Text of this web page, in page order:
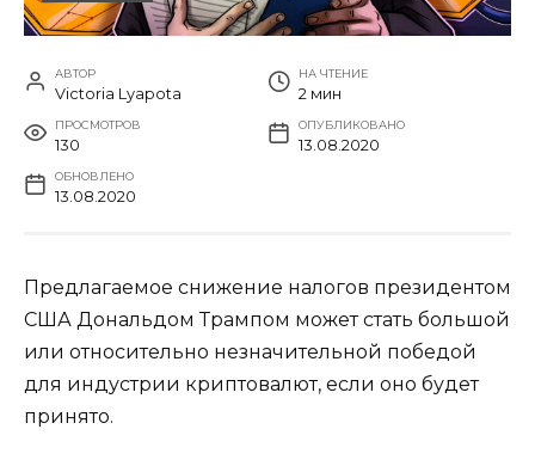
АВТОР
Victoria Lyapota
НА ЧТЕНИЕ
2 мин
ПРОСМОТРОВ
130
ОПУБЛИКОВАНО
13.08.2020
ОБНОВЛЕНО
13.08.2020
Предлагаемое снижение налогов президентом
США Дональдом Трампом может стать большой
или относительно незначительной победой
для индустрии криптовалют, если оно будет
принято.